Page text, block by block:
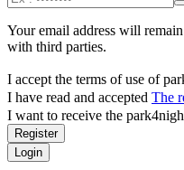
Your email address will
with third parties.
I accept the terms of use of
I have read and accepted The
I want to receive the
Register
Login